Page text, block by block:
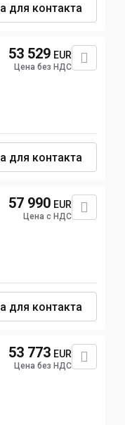
для контакта
53 529 EUR
Цена без НДС
для контакта
57 990 EUR
Цена с НДС
для контакта
53 773 EUR
Цена без НДС